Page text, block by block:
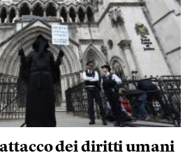
dei diritti umani